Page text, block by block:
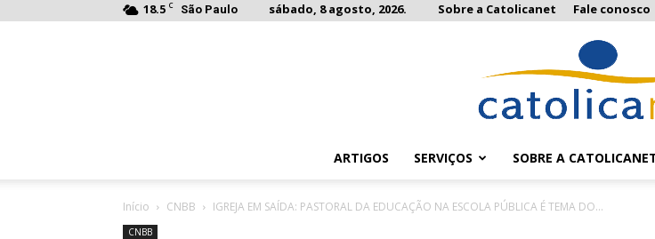
18.5 C São Paulo sábado, 8 agosto, 2026. Sobre a Catolicanet Fale conosco
ARTIGOS SERVIÇOS SOBRE A
Início CNBB IGREJA EM SAÍDA: PASTORAL DA EDUCAÇÃO NA ESCOLA PÚBLICA É TEMA DO...
CNBB